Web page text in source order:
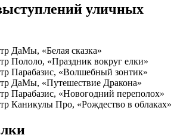
уличных
ДаМы, «Белая сказка»
Пололо, «Праздник вокруг елки»
Парабазис, «Волшебный зонтик»
ДаМы, «Путешествие Дракона»
Парабазис, «Новогодний переполох»
Каникулы Про, «Рождество в облаках»